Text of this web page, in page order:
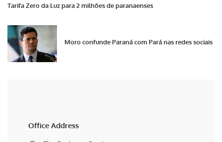
Tarifa Zero da Luz para 2 milhões de paranaenses
Moro confunde Paraná com Pará nas redes sociais
Office Address